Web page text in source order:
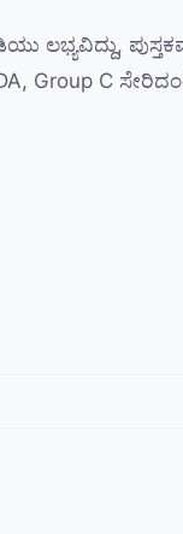
ಲಭ್ಯವಿದ್ದು,
Group C ಸೇರಿದಂತೆ